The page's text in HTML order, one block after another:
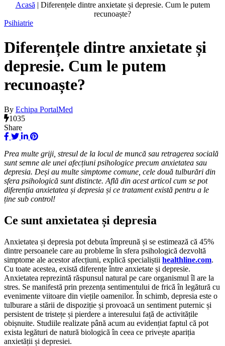
Acasă | Diferențele dintre anxietate și depresie. Cum le putem
recunoaște?
Psihiatrie
Diferențele dintre anxietate și
depresie. Cum le putem
recunoaște?
By Echipa PortalMed
1035
Share
Prea multe griji, stresul de la locul de muncă sau retragerea socială
sunt semne ale unei afecțiuni psihologice precum anxietatea sau
depresia. Deși au multe simptome comune, cele două tulburări din
sfera psihologică sunt distincte. Află din acest articol cum se pot
diferenția anxietatea și depresia și ce tratament există pentru a le
ține sub control!
Ce sunt anxietatea și depresia
Anxietatea și depresia pot debuta împreună și se estimează că 45%
dintre persoanele care au probleme în sfera psihologică dezvoltă
simptome ale acestor afecțiuni, explică specialiștii healthline.com.
Cu toate acestea, există diferențe între anxietate și depresie.
Anxietatea reprezintă răspunsul natural pe care organismul îl are la
stres. Se manifestă prin prezența sentimentului de frică în legătură cu
evenimente viitoare din viețile oamenilor. În schimb, depresia este o
tulburare a stării de dispoziție și provoacă un sentiment puternic și
persistent de tristețe și pierdere a interesului față de activitățile
obișnuite. Studiile realizate până acum au evidențiat faptul că pot
exista legături de natură biologică în ceea ce privește apariția
anxietății și depresiei.